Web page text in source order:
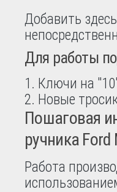
Добавить
Для работы
Ключи на
Новые
Пошаговая
ручника Ford
Работа